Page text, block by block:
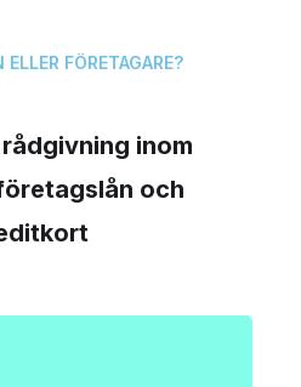
ELLER FÖRETAGARE?
inom
och